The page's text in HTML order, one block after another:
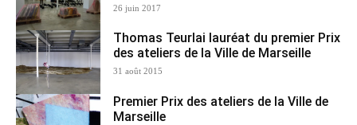
26 juin 2017
Thomas Teurlai lauréat du premier Prix
des ateliers de la Ville de Marseille
31 août 2015
Premier Prix des ateliers de la Ville de
Marseille